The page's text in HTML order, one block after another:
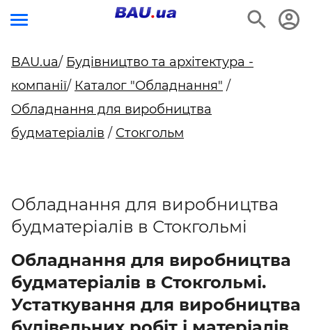
BAU.ua/ Будівництво та архітектура -
компанії/ Каталог "Обладнання" /
Обладнання для виробництва
будматеріалів / Стокгольм
Обладнання для виробництва
будматеріалів в Стокгольмі
Обладнання для виробництва
будматеріалів в Стокгольмі.
Устаткування для виробництва